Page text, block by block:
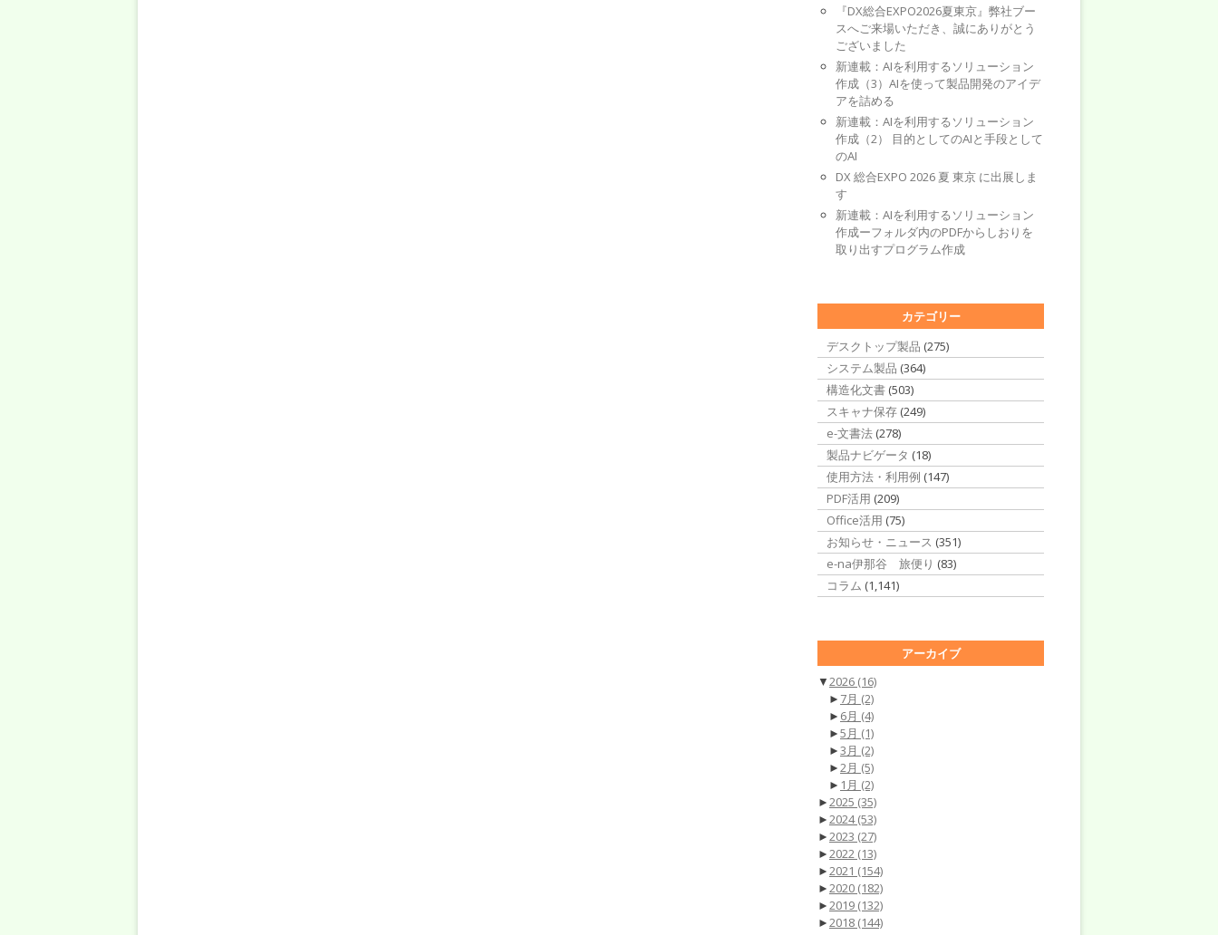
『DX総合EXPO2026夏東京』弊社ブー
スへご来場いただき、誠にありがとう
ございました
新連載：AIを利用するソリューション
作成（3）AIを使って製品開発のアイデ
アを詰める
新連載：AIを利用するソリューション
作成（2） 目的としてのAIと手段として
のAI
DX 総合EXPO 2026 夏 東京 に出展しま
す
新連載：AIを利用するソリューション
作成ーフォルダ内のPDFからしおりを
取り出すプログラム作成
カテゴリー
デスクトップ製品 (275)
システム製品 (364)
構造化文書 (503)
スキャナ保存 (249)
e-文書法 (278)
製品ナビゲータ (18)
使用方法・利用例 (147)
PDF活用 (209)
Office活用 (75)
お知らせ・ニュース (351)
e-na伊那谷 旅便り (83)
コラム (1,141)
アーカイブ
▼2026 (16)
► 7月 (2)
► 6月 (4)
►5月 (1)
►3月 (2)
►2月 (5)
► 1月 (2)
►2025 (35)
►2024(53)
►2023 (27)
►2022 (13)
►2021 (154)
►2020 (182)
►2019 (132)
►2018 (144)